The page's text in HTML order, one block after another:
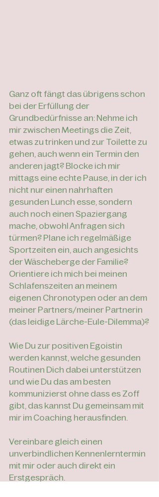
Ganz oft fängt das übrigens schon
bei der Erfüllung der
Grundbedürfnisse an: Nehme ich
mir zwischen Meetings die Zeit,
etwas zu trinken und zur Toilette zu
gehen, auch wenn ein Termin den
anderen jagt? Blocke ich mir
mittags eine echte Pause, in der ich
nicht nur einen nahrhaften
gesunden Lunch esse, sondern
auch noch einen Spaziergang
mache, obwohl Anfragen sich
türmen? Plane ich regelmäßige
Sportzeiten ein, auch angesichts
der Wäscheberge der Familie?
Orientiere ich mich bei meinen
Schlafenszeiten an meinem
eigenen Chronotypen oder an dem
meiner Partners/meiner Partnerin
(das leidige Lärche-Eule-Dilemma)?
Wie Du zur positiven Egoistin
werden kannst, welche gesunden
Routinen Dich dabei unterstützen
und wie Du das am besten
kommunizierst ohne dass es Zoff
gibt, das kannst Du gemeinsam mit
mir im Coaching herausfinden.
Vereinbare gleich einen
unverbindlichen Kennenlerntermin
mit mir oder auch direkt ein
Erstgespräch.